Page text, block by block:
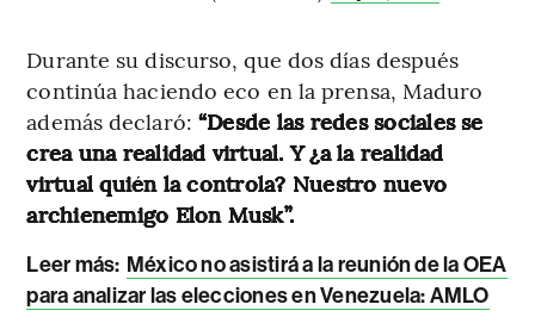
Durante su discurso, que dos días después
continúa haciendo eco en la prensa, Maduro
además declaró: “Desde las redes sociales se
crea una realidad virtual. Y ¿a la realidad
virtual quién la controla? Nuestro nuevo
archienemigo Elon Musk”.
Leer más: México no asistirá a la reunión de la OEA
para analizar las elecciones en Venezuela: AMLO